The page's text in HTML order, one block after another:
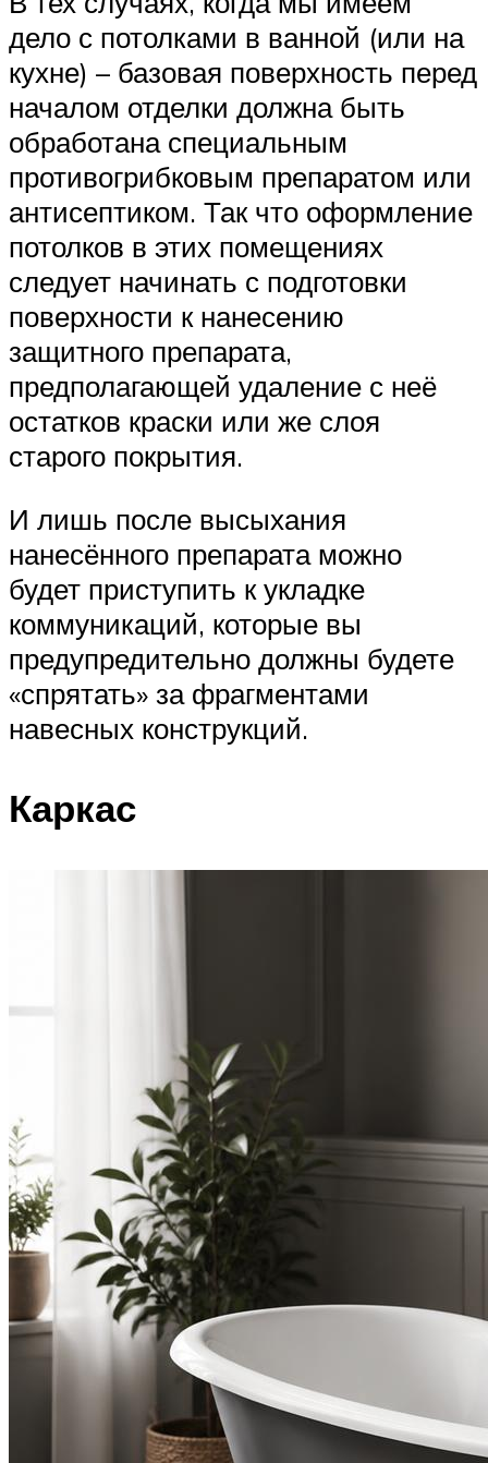
дело с потолками в ванной (или на
кухне) – базовая поверхность перед
началом отделки должна быть
обработана специальным
противогрибковым препаратом или
антисептиком. Так что оформление
потолков в этих помещениях
следует начинать с подготовки
поверхности к нанесению
защитного препарата,
предполагающей удаление с неё
остатков краски или же слоя
старого покрытия.
И лишь после высыхания
нанесённого препарата можно
будет приступить к укладке
коммуникаций, которые вы
предупредительно должны будете
«спрятать» за фрагментами
навесных конструкций.
Каркас